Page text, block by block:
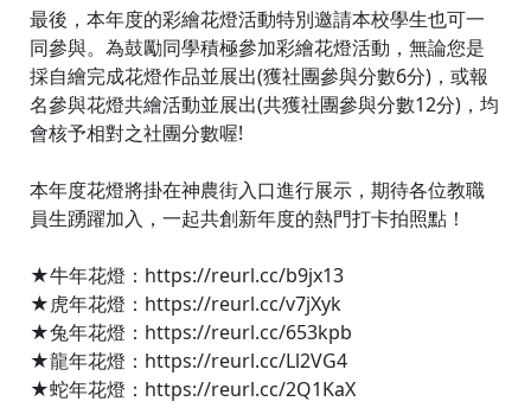
最後，本年度的彩繪花燈活動特別邀請本校學生也可一
同參與。為鼓勵同學積極參加彩繪花燈活動，無論您是
採自繪完成花燈作品並展出(獲社團參與分數6分)，或報
名參與花燈共繪活動並展出(共獲社團參與分數12分)，均
會核予相對之社團分數喔!
本年度花燈將掛在神農街入口進行展示，期待各位教職
員生踴躍加入，一起共創新年度的熱門打卡拍照點！
★牛年花燈：https://reurl.cc/b9jx13
★虎年花燈：https://reurl.cc/v7jXyk
★兔年花燈：https://reurl.cc/653kpb
★龍年花燈：https://reurl.cc/Ll2VG4
★蛇年花燈：https://reurl.cc/2Q1KaX